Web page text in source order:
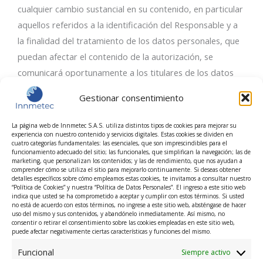
Gestionar consentimiento
La página web de Innmetec S.A.S. utiliza distintos tipos de cookies para mejorar su
experiencia con nuestro contenido y servicios digitales. Estas cookies se dividen en
cuatro categorías fundamentales: las esenciales, que son imprescindibles para el
funcionamiento adecuado del sitio; las funcionales, que simplifican la navegación; las de
marketing, que personalizan los contenidos; y las de rendimiento, que nos ayudan a
comprender cómo se utiliza el sitio para mejorarlo continuamente. Si deseas obtener
detalles específicos sobre cómo empleamos estas cookies, te invitamos a consultar nuestro
“Política de Cookies” y nuestra “Política de Datos Personales”. El ingreso a este sitio web
indica que usted se ha comprometido a aceptar y cumplir con estos términos. Si usted
no está de acuerdo con estos términos, no ingrese a este sitio web, absténgase de hacer
uso del mismo y sus contenidos, y abandónelo inmediatamente. Así mismo, no
consentir o retirar el consentimiento sobre las cookies empleadas en este sitio web,
puede afectar negativamente ciertas características y funciones del mismo.
Funcional Siempre activo
cualquier cambio sustancial en su contenido, en particular
aquellos referidos a la identificación del Responsable y a
la finalidad del tratamiento de los datos personales, que
puedan afectar el contenido de la autorización, se
comunicará oportunamente a los titulares de los datos
personales de manera eficiente, antes de implementar las
nuevas políticas, mediante la página web o el empleo de
otros medios. Fecha de entrada en vigencia: mayo de
2024.
I
n
s
t
L
i
n
k
@Innmetec
Menu